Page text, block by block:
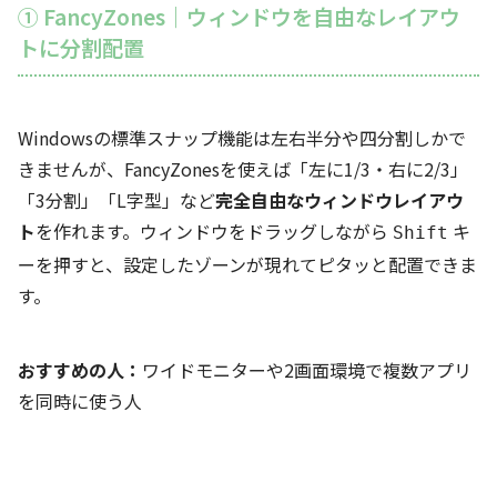
① FancyZones｜ウィンドウを自由なレイアウ
トに分割配置
Windowsの標準スナップ機能は左右半分や四分割しかで
きませんが、FancyZonesを使えば「左に1/3・右に2/3」
「3分割」「L字型」など完全自由なウィンドウレイアウ
トを作れます。ウィンドウをドラッグしながら Shift キ
ーを押すと、設定したゾーンが現れてピタッと配置できま
す。
おすすめの人： ワイドモニターや2画面環境で複数アプリ
を同時に使う人